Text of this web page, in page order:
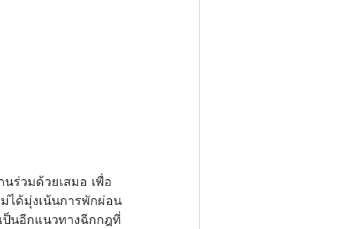
ร่วมด้วยเสมอ เพื่อ
ได้มุ่งเน้นการพักผ่อน
ป็นอีกแนวทางฉีกกฎที่